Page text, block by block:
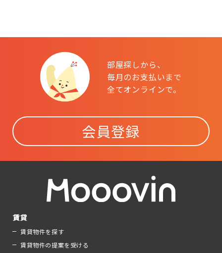
部屋探しから、
毎月のお支払いまで
全てオンラインで。
会員登録
賃貸
賃貸物件を探す
賃貸物件の提案を受ける